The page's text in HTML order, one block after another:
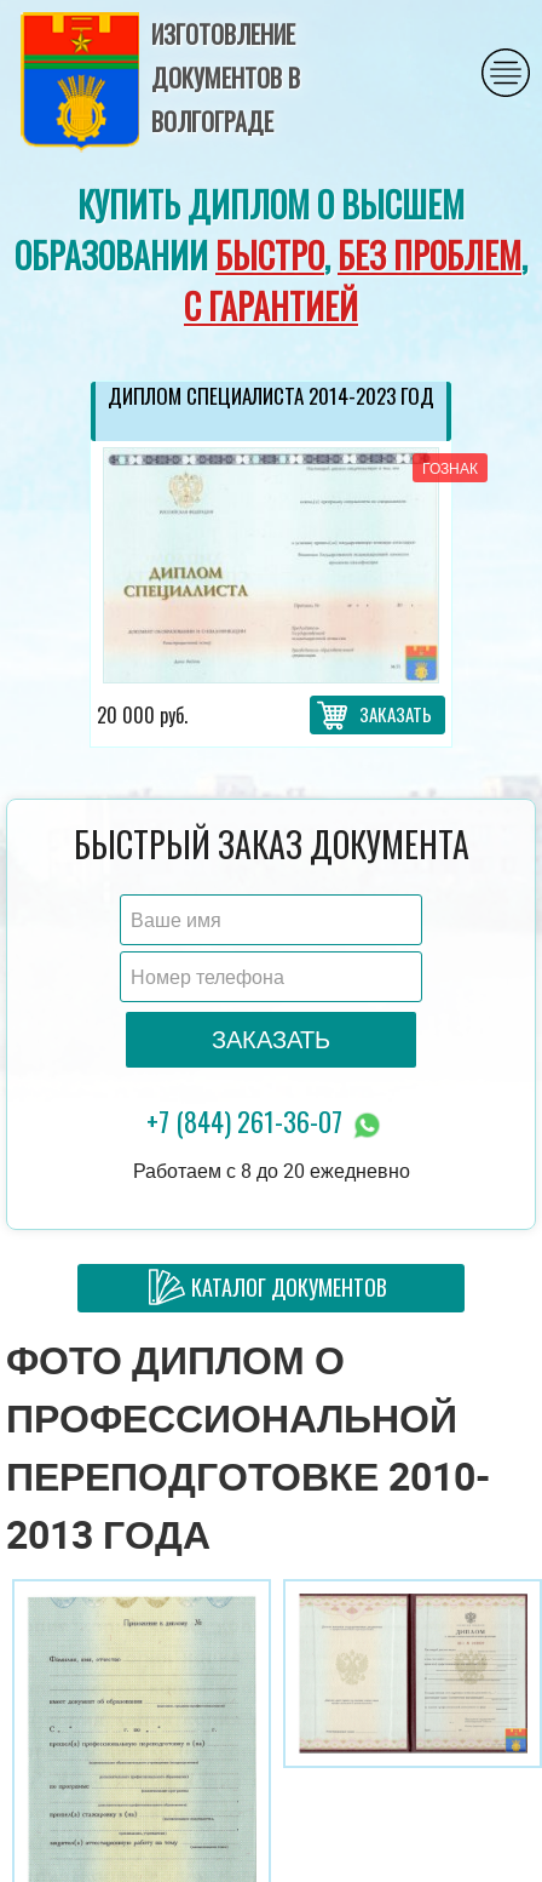
ИЗГОТОВЛЕНИЕ
ДОКУМЕНТОВ В
ВОЛГОГРАДЕ
КУПИТЬ ДИПЛОМ О ВЫСШЕМ
ОБРАЗОВАНИИБЫСТРО,БЕЗ ПРОБЛЕМ,
С ГАРАНТИЕЙ
ДИПЛОМ СПЕЦИАЛИСТА 2014-2023 ГОД
ГОЗНАК
20 000 руб. ЗАКАЗАТЬ
БЫСТРЫЙ ЗАКАЗ ДОКУМЕНТА
ЗАКАЗАТЬ
+7 (844) 261-36-07
Работаем с 8 до 20 ежедневно
КАТАЛОГ ДОКУМЕНТОВ
ФОТО ДИПЛОМ О
ПРОФЕССИОНАЛЬНОЙ
ПЕРЕПОДГОТОВКЕ 2010-
2013 ГОДА